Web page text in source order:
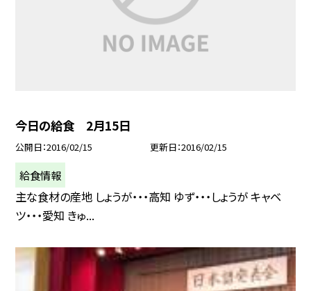
今日の給食 2月15日
公開日 2016/02/15 更新日 2016/02/15
給食情報
主な食材の産地 しょうが・・・高知 ゆず・・・しょうが キャベ
ツ・・・愛知 きゅ...